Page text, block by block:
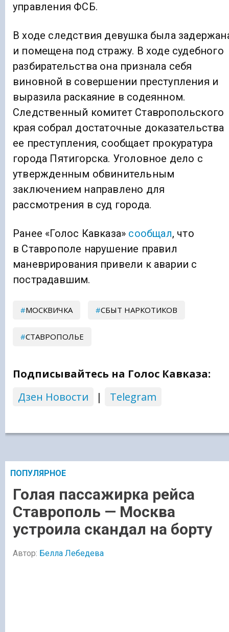
управления ФСБ.
В ходе следствия девушка была
и помещена под стражу. В ходе судебного
разбирательства она признала себя
виновной в совершении преступления и
выразила раскаяние в содеянном.
Следственный комитет Ставропольского
края собрал достаточные доказательства
ее преступления, сообщает прокуратура
города Пятигорска. Уголовное дело с
утвержденным обвинительным
заключением направлено для
рассмотрения в суд города.
Ранее «Голос Кавказа» сообщал, что
в Ставрополе нарушение правил
маневрирования привели к аварии с
пострадавшим.
МОСКВИЧКА СБЫТ НАРКОТИКОВ
СТАВРОПОЛЬЕ
Подписывайтесь на Голос Кавказа:
Дзен Новости
| Telegram
ПОПУЛЯРНОЕ
Голая пассажирка рейса
Ставрополь — Москва
устроила скандал на борту
Автор: Белла Лебедева